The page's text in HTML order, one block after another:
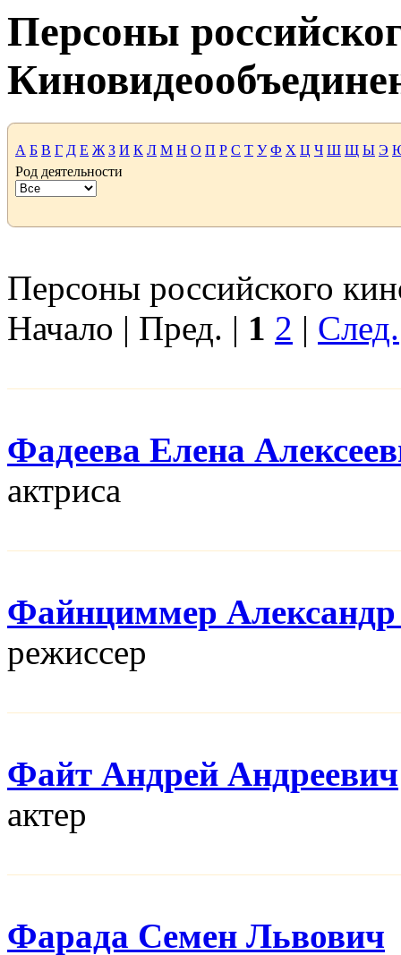
Персоны
А Б В Г Д Е Ж З И К Л М Н О П Р С Т У Ф Х Ц Ч Ш Щ Ы Э
Род деятельности
Персоны российского
Начало | Пред. | 1 2 | След.
Фадеева Елена
актриса
Файнциммер
режисcер
Файт Андрей Андреевич
актер
Фарада Семен Львович